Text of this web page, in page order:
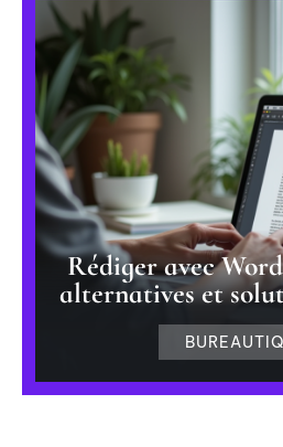
Rédiger avec
alternatives et